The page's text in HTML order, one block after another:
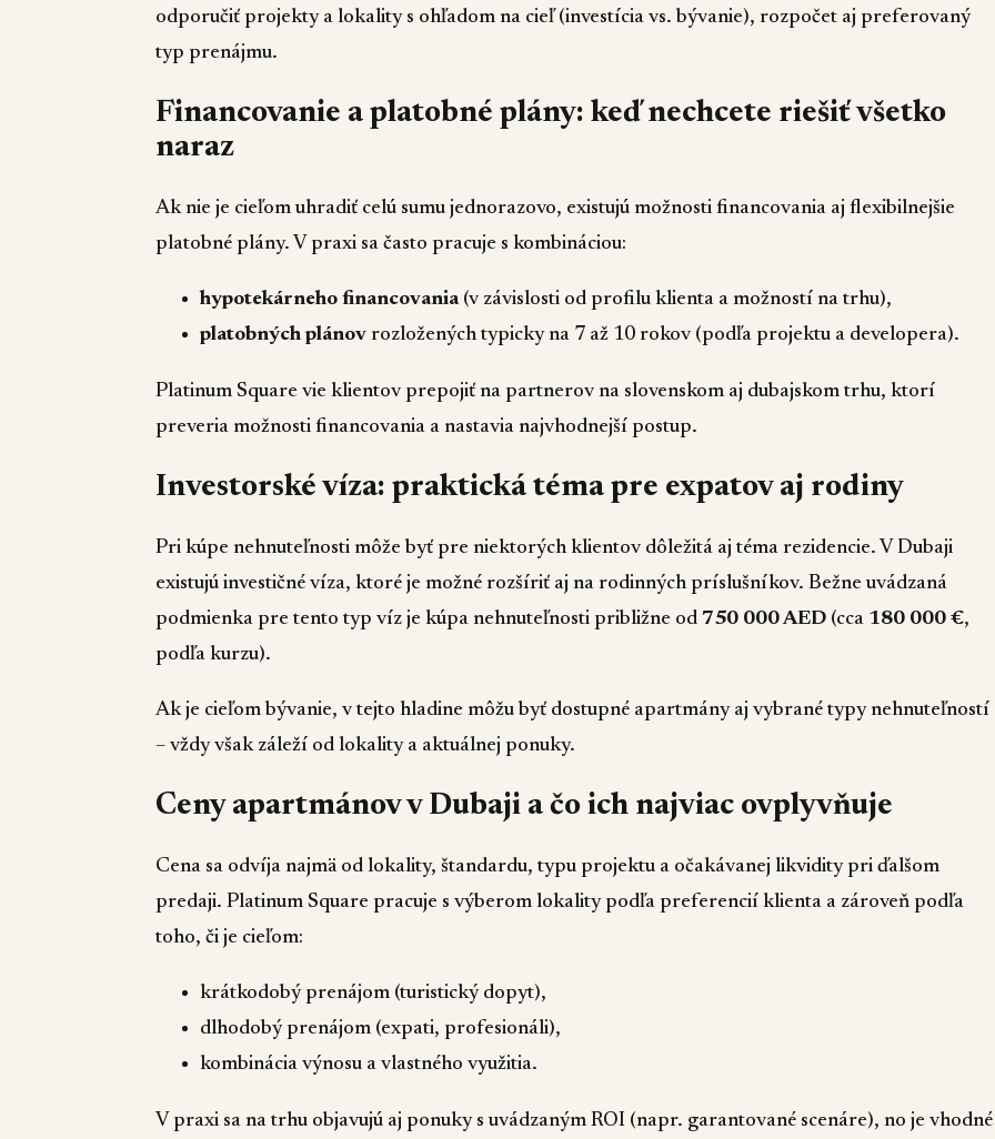
odporučiť projekty a lokality s ohľadom na cieľ (investícia vs. bývanie), rozpočet aj preferovaný
typ prenájmu.
Financovanie a platobné plány: keď nechcete riešiť všetko
naraz
Ak nie je cieľom uhradiť celú sumu jednorazovo, existujú možnosti financovania aj flexibilnejšie
platobné plány. V praxi sa často pracuje s kombináciou:
hypotekárneho financovania(v závislosti od profilu klienta a možností na trhu),
platobných plánov rozložených typicky na 7 až 10 rokov (podľa projektu a developera).
Platinum Square vie klientov prepojiť na partnerov na slovenskom aj dubajskom trhu, ktorí
preveria možnosti financovania a nastavia najvhodnejší postup.
Investorské víza: praktická téma pre expatov aj rodiny
Pri kúpe nehnuteľnosti môže byť pre niektorých klientov dôležitá aj téma rezidencie. V Dubaji
existujú investičné víza, ktoré je možné rozšíriť aj na rodinných príslušníkov. Bežne uvádzaná
podmienka pre tento typ víz je kúpa nehnuteľnosti približne od 750 000 AED (cca 180 000 €,
podľa kurzu).
Ak je cieľom bývanie, v tejto hladine môžu byť dostupné apartmány aj vybrané typy nehnuteľností
– vždy však záleží od lokality a aktuálnej ponuky.
Ceny apartmánov v Dubaji a čo ich najviac ovplyvňuje
Cena sa odvíja najmä od lokality, štandardu, typu projektu a očakávanej likvidity pri ďalšom
predaji. Platinum Square pracuje s výberom lokality podľa preferencií klienta a zároveň podľa
toho, či je cieľom:
krátkodobý prenájom (turistický dopyt),
dlhodobý prenájom (expati, profesionáli),
kombinácia výnosu a vlastného využitia.
V praxi sa na trhu objavujú aj ponuky s uvádzaným ROI (napr. garantované scenáre), no je vhodné